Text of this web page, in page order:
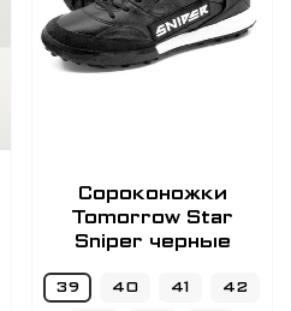
Сороконожки
Tomorrow Star
Sniper черные
39 40 41
42